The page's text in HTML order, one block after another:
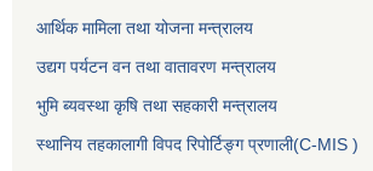
आर्थिक मामिला तथा योजना मन्त्रालय
उद्यग पर्यटन वन तथा वातावरण मन्त्रालय
भुमि ब्यवस्था कृषि तथा सहकारी मन्त्रालय
स्थानिय तहकालागी विपद रिपोर्टिङ्ग प्रणाली(C-MIS )